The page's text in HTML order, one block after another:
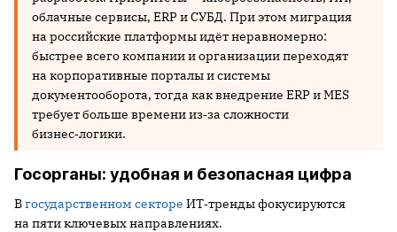
облачные сервисы, ERP и СУБД. При этом миграция
на российские платформы идёт неравномерно:
быстрее всего компании и организации переходят
на корпоративные порталы и системы
документооборота, тогда как внедрение ERP и MES
требует больше времени из‑за сложности
бизнес‑логики.
Госорганы: удобная и безопасная цифра
Вгосударственном секторе ИТ‑тренды фокусируются
на пяти ключевых направлениях.